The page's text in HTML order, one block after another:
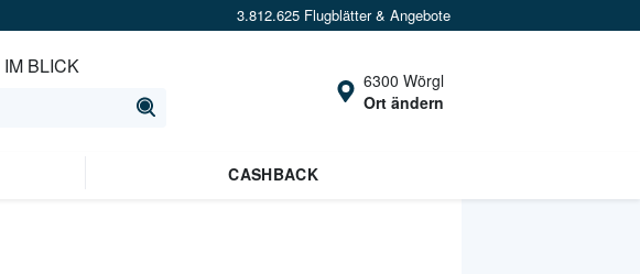
3.812.625 Flugblätter & Angebote
IM BLICK
6300 Wörgl
Ort ändern
CASHBACK